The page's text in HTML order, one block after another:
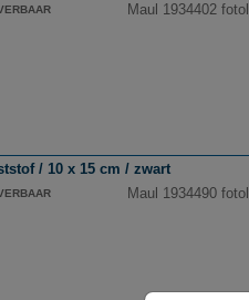
Maul 1934402
/ 10 x 15 cm / zwart
Maul 1934490